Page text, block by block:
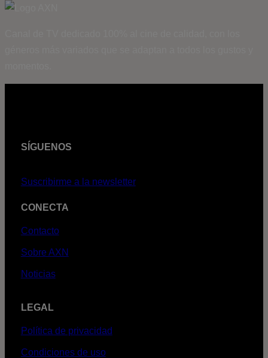
SÍGUENOS
Suscribirme a la newsletter
CONECTA
Contacto
Sobre AXN
Noticias
LEGAL
Política de privacidad
Condiciones de uso